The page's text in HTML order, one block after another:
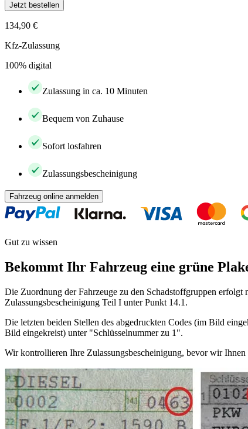
Jetzt bestellen
134,90 €
Kfz-Zulassung
100% digital
Zulassung in ca. 10 Minuten
Bequem von Zuhause
Sofort losfahren
Zulassungsbescheinigung
Fahrzeug online anmelden
Gut zu wissen
Bekommt Ihr Fahrzeug eine grüne
Die Zuordnung der Fahrzeuge zu den Schadstoffgruppen
Zulassungsbescheinigung Teil I unter Punkt 14.1.
Die letzten beiden Stellen des abgedruckten Codes (im Bild
Bild eingekreist) unter "Schlüsselnummer zu 1".
Wir kontrollieren Ihre Zulassungsbescheinigung, bevor wir